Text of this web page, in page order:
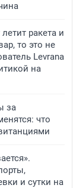
ракета и
то это не
Levrana
на
за
что
и сутки на